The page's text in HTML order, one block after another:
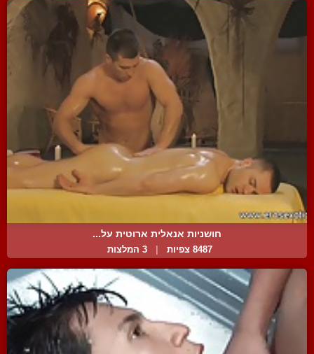
חושניות אנאלית ארוטית על...
8487 צפיות | 3 המלצות